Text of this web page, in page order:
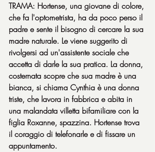
TRAMA: Hortense, una giovane di colore,
che fa l'optometrista, ha da poco perso il
padre e sente il bisogno di cercare la sua
madre naturale. Le viene suggerito di
rivolgersi ad un'assistente sociale che
accetta di darle la sua pratica. La donna,
costernata scopre che sua madre è una
bianca, si chiama Cynthia è una donna
triste, che lavora in fabbrica e abita in
una malandata villetta bifamiliare con la
figlia Roxanne, spazzina. Hortense trova
il coraggio di telefonarle e di fissare un
appuntamento.